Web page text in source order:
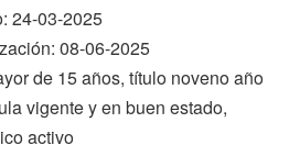
24-03-2025
08-06-2025
de 15 años, título noveno año
vigente y en buen estado,
activo